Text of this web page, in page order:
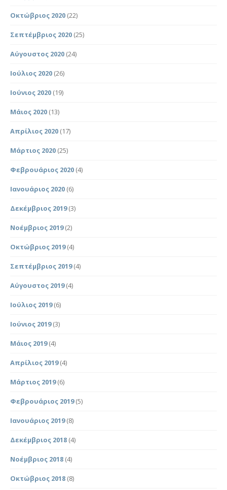
Οκτώβριος 2020 (22)
Σεπτέμβριος 2020 (25)
Αύγουστος 2020 (24)
Ιούλιος 2020 (26)
Ιούνιος 2020 (19)
Μάιος 2020 (13)
Απρίλιος 2020 (17)
Μάρτιος 2020 (25)
Φεβρουάριος 2020 (4)
Ιανουάριος 2020 (6)
Δεκέμβριος 2019(3)
Νοέμβριος 2019(2)
Οκτώβριος 2019(4)
Σεπτέμβριος 2019(4)
Αύγουστος 2019(4)
Ιούλιος 2019(6)
Ιούνιος 2019(3)
Μάιος 2019(4)
Απρίλιος 2019(4)
Μάρτιος 2019(6)
Φεβρουάριος 2019(5)
Ιανουάριος 2019(8)
Δεκέμβριος 2018 (4)
Νοέμβριος 2018 (4)
Οκτώβριος 2018 (8)